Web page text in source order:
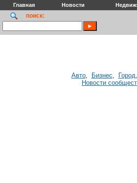
Главная Новости
поиск:
Авто, Бизнес, Город
Новости